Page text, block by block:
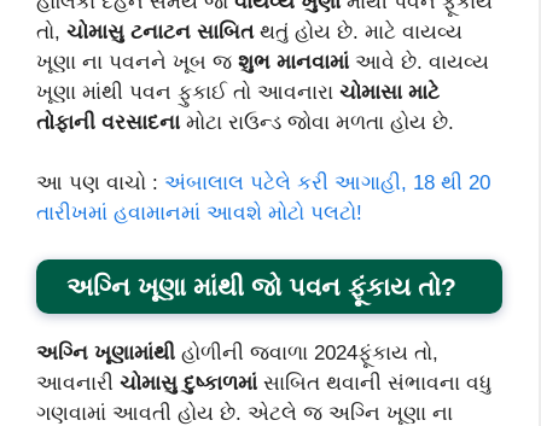
તો, ચોમાસુ ટનાટન સાબિતથતું હોય છે. માટે વાયવ્ય
ખૂણા ના પવનને ખૂબ જ શુભ માનવામાં આવે છે. વાયવ્ય
ખૂણા માંથી પવન ફુકાઈ તો આવનારા ચોમાસા માટે
તોફાની વરસાદનામોટા રાઉન્ડ જોવા મળતા હોય છે.
આ પણ વાચો : અંબાલાલ પટેલે કરી આગાહી, 18 થી 20
તારીખમાં હવામાનમાં આવશે મોટો પલટો!
અગ્નિ ખૂણા માંથી જો પવન ફૂંકાય તો?
અગ્નિ ખૂણામાંથી હોળીની જ્વાળા 2024ફૂંકાય તો,
આવનારી ચોમાસુ દુષ્કાળમાંસાબિત થવાની સંભાવના વધુ
ગણવામાં આવતી હોય છે. એટલે જ અગ્નિ ખૂણા ના